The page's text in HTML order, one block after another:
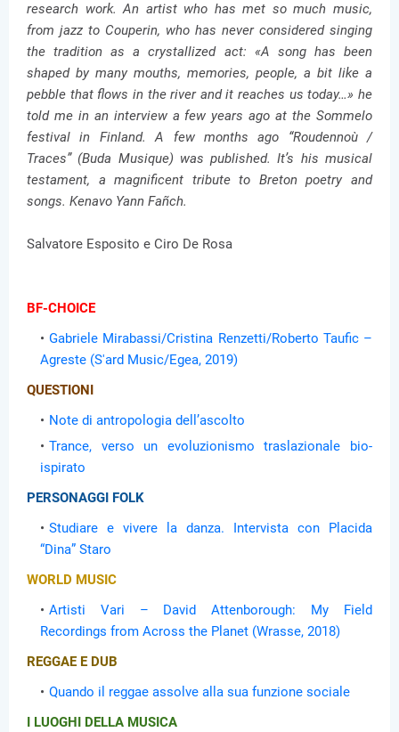
research work. An artist who has met so much music,
from jazz to Couperin, who has never considered singing
the tradition as a crystallized act: «A song has been
shaped by many mouths, memories, people, a bit like a
pebble that flows in the river and it reaches us today…» he
told me in an interview a few years ago at the Sommelo
festival in Finland. A few months ago “Roudennoù /
Traces” (Buda Musique) was published. It’s his musical
testament, a magnificent tribute to Breton poetry and
songs. Kenavo Yann Fañch.
Salvatore Esposito e Ciro De Rosa
BF-CHOICE
Gabriele Mirabassi/Cristina Renzetti/Roberto Taufic –
Agreste (S'ard Music/Egea, 2019)
QUESTIONI
Note di antropologia dell’ascolto
Trance, verso un evoluzionismo traslazionale bio-
ispirato
PERSONAGGI FOLK
Studiare e vivere la danza. Intervista con Placida
“Dina” Staro
WORLD MUSIC
Artisti Vari – David Attenborough: My Field
Recordings from Across the Planet (Wrasse, 2018)
REGGAE E DUB
Quando il reggae assolve alla sua funzione sociale
I LUOGHI DELLA MUSICA